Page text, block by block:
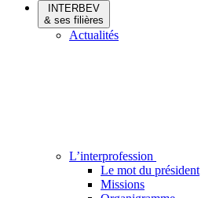
INTERBEV
& ses filières
Actualités
L’interprofession
Le mot du président
Missions